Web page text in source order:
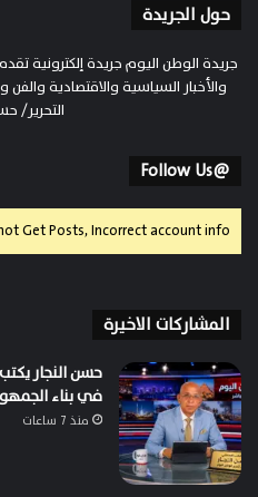
حول الجريدة
جريدة الوطن اليوم جريدة إلكترونية
والأخبار السياسية والاقتصادية
التحرير/
@Follow Us
Get Posts, Incorrect account info.
المشاركات الاخيرة
حسن النجار
في بناء
منذ 7 ساعات